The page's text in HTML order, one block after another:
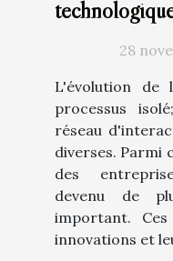
28
L'évolution de
processus
réseau
diverses. Parmi
des
devenu de
important.
innovations et